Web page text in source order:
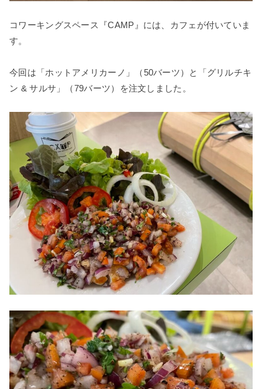
コワーキングスペース『CAMP』には、カフェが付いていま
す。
今回は「ホットアメリカーノ」（50バーツ）と「グリルチキ
ン & サルサ」（79バーツ）を注文しました。